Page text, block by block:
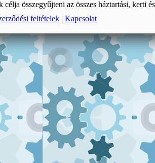
összegyűjteni az összes háztartási, kerti
feltételek | Kapcsolat